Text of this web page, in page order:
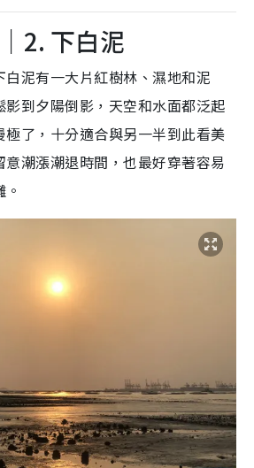
2. 下白泥
泥有一大片紅樹林、濕地和泥
到夕陽倒影，天空和水面都泛起
了，十分適合與另一半到此看美
潮漲潮退時間，也最好穿著容易